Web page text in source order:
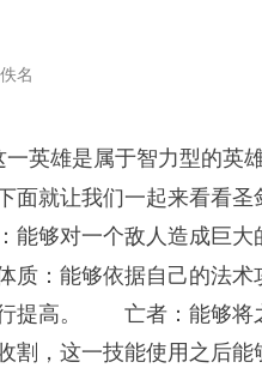
名
英雄是属于智力型的英雄
面就让我们一起来看看圣
对一个敌人造成巨大
：能够依据自己的法术
提高。 亡者：能够将
，这一技能使用之后能